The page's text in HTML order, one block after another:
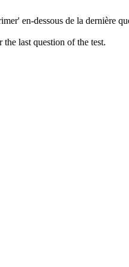
en-dessous de la dernière
last question of the test.